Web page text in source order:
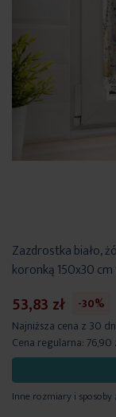
Zazdrostka biało,
koronką 150x30
53,83 zł
-30%
Najniższa cena z 30
Cena regularna: 76,90
Inne rozmiary i sposoby